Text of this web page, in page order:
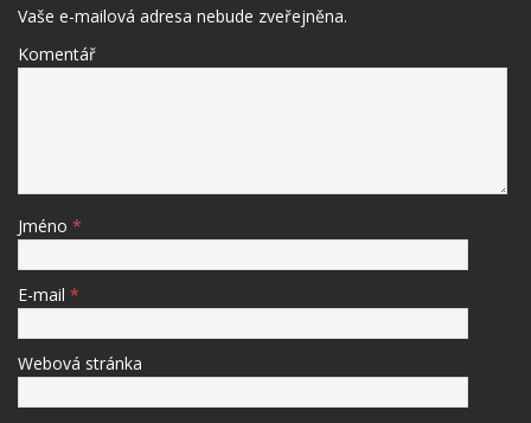
Vaše e-mailová adresa nebude zveřejněna.
Komentář
Jméno *
E-mail *
Webová stránka